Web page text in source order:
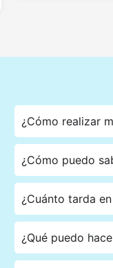
¿Cómo realizar
¿Cómo puedo
¿Cuánto tarda
¿Qué puedo